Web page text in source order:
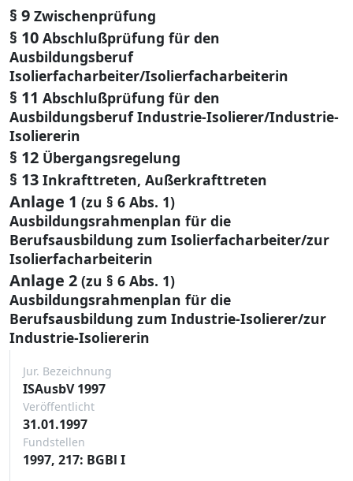
§ 9 Zwischenprüfung
§ 10 Abschlußprüfung für den
Ausbildungsberuf
Isolierfacharbeiter/Isolierfacharbeiterin
§ 11 Abschlußprüfung für den
Ausbildungsberuf Industrie-Isolierer/Industrie-
Isoliererin
§ 12 Übergangsregelung
§ 13 Inkrafttreten, Außerkrafttreten
Anlage 1 (zu § 6 Abs. 1)
Ausbildungsrahmenplan für die
Berufsausbildung zum Isolierfacharbeiter/zur
Isolierfacharbeiterin
Anlage 2 (zu § 6 Abs. 1)
Ausbildungsrahmenplan für die
Berufsausbildung zum Industrie-Isolierer/zur
Industrie-Isoliererin
Jur. Bezeichnung
ISAusbV 1997
Veröffentlicht
31.01.1997
Fundstellen
1997, 217: BGBl I